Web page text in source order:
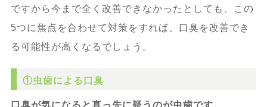
ですから今まで全く改善できなかったとしても、この
5つに焦点を合わせて対策をすれば、口臭を改善でき
る可能性が高くなるでしょう。
①虫歯による口臭
口臭が気になると真っ先に疑うのが虫歯です。